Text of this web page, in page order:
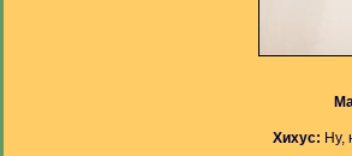
Хихус: Ну,